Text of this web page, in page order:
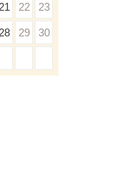
21 22 23
28 29 30